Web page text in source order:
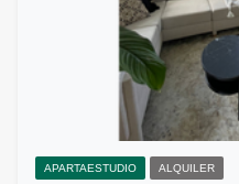
APARTAESTUDIO ALQUILER